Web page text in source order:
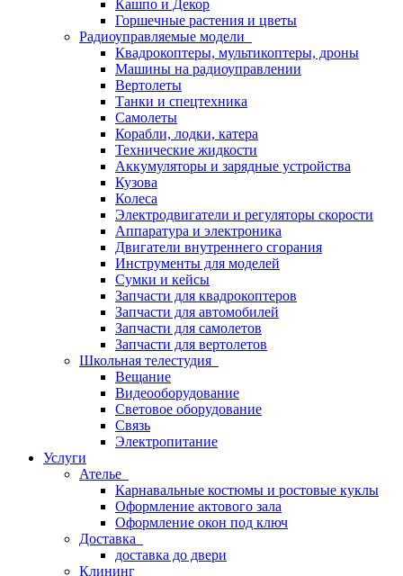
Кашпо и Декор
Горшечные растения и цветы
Радиоуправляемые модели
Квадрокоптеры, мультикоптеры, дроны
Машины на радиоуправлении
Вертолеты
Танки и спецтехника
Самолеты
Корабли, лодки, катера
Технические жидкости
Аккумуляторы и зарядные устройства
Кузова
Колеса
Электродвигатели и регуляторы скорости
Аппаратура и электроника
Двигатели внутреннего сгорания
Инструменты для моделей
Сумки и кейсы
Запчасти для квадрокоптеров
Запчасти для автомобилей
Запчасти для самолетов
Запчасти для вертолетов
Школьная телестудия
Вещание
Видеооборудование
Световое оборудование
Связь
Электропитание
Услуги
Ателье
Карнавальные костюмы и ростовые куклы
Оформление актового зала
Оформление окон под ключ
Доставка
доставка до двери
Клининг